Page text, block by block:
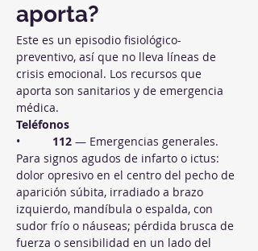
aporta?
Este es un episodio fisiológico-
preventivo, así que no lleva líneas de
crisis emocional. Los recursos que
aporta son sanitarios y de emergencia
médica.
Teléfonos
• 112 — Emergencias generales.
Para signos agudos de infarto o ictus:
dolor opresivo en el centro del pecho de
aparición súbita, irradiado a brazo
izquierdo, mandíbula o espalda, con
sudor frío o náuseas; pérdida brusca de
fuerza o sensibilidad en un lado del